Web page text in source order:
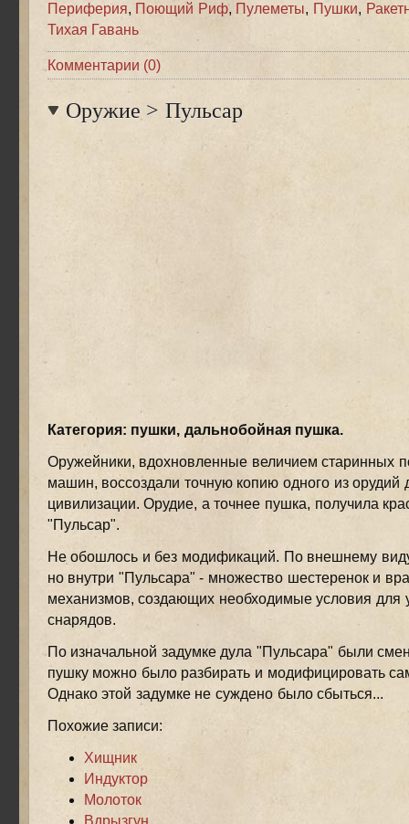
Периферия, Поющий Риф, Пулеметы, Пушки,
Тихая Гавань
Комментарии (0)
Оружие > Пульсар
Категория: пушки, дальнобойная пушка.
Оружейники, вдохновленные величием старинных
машин, воссоздали точную копию одного из орудий
цивилизации. Орудие, а точнее пушка, получила
"Пульсар".
Не обошлось и без модификаций. По внешнему
но внутри "Пульсара" - множество шестеренок и
механизмов, создающих необходимые условия для
снарядов.
По изначальной задумке дула "Пульсара" были
пушку можно было разбирать и модифицировать
Однако этой задумке не суждено было сбыться...
Похожие записи:
Хищник
Индуктор
Молоток
Вдрызгун